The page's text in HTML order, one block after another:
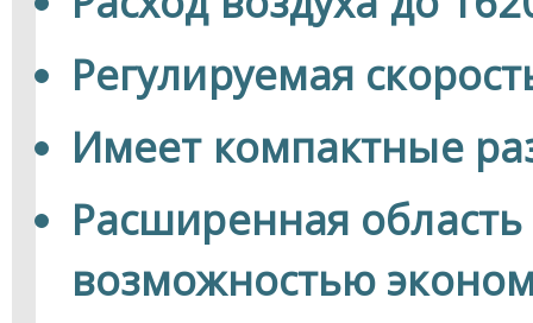
Регулируемая
Имеет компактные
Расширенная
возможностью